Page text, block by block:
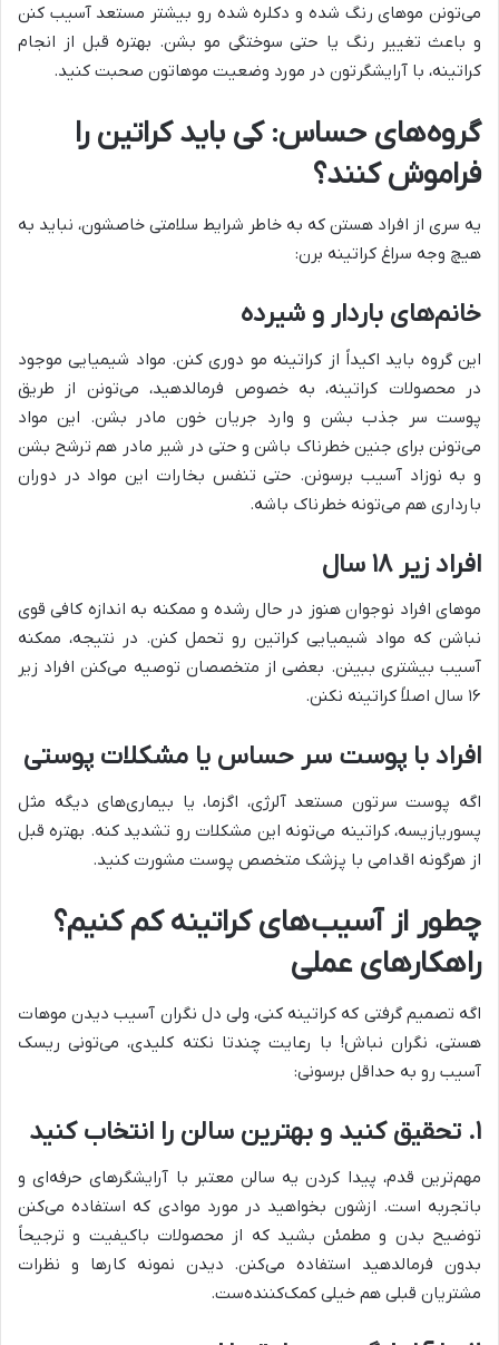
می‌تونن موهای رنگ شده و دکلره شده رو بیشتر مستعد آسیب کنن
و باعث تغییر رنگ یا حتی سوختگی مو بشن. بهتره قبل از انجام
کراتینه، با آرایشگرتون در مورد وضعیت موهاتون صحبت کنید.
گروه‌های حساس: کی باید کراتین را
فراموش کنند؟
یه سری از افراد هستن که به خاطر شرایط سلامتی خاصشون، نباید به
هیچ وجه سراغ کراتینه برن:
خانم‌های باردار و شیرده
این گروه باید اکیداً از کراتینه مو دوری کنن. مواد شیمیایی موجود
در محصولات کراتینه، به خصوص فرمالدهید، می‌تونن از طریق
پوست سر جذب بشن و وارد جریان خون مادر بشن. این مواد
می‌تونن برای جنین خطرناک باشن و حتی در شیر مادر هم ترشح بشن
و به نوزاد آسیب برسونن. حتی تنفس بخارات این مواد در دوران
بارداری هم می‌تونه خطرناک باشه.
افراد زیر ۱۸ سال
موهای افراد نوجوان هنوز در حال رشده و ممکنه به اندازه کافی قوی
نباشن که مواد شیمیایی کراتین رو تحمل کنن. در نتیجه، ممکنه
آسیب بیشتری ببینن. بعضی از متخصصان توصیه می‌کنن افراد زیر
۱۶ سال اصلاً کراتینه نکنن.
افراد با پوست سر حساس یا مشکلات پوستی
اگه پوست سرتون مستعد آلرژی، اگزما، یا بیماری‌های دیگه مثل
پسوریازیسه، کراتینه می‌تونه این مشکلات رو تشدید کنه. بهتره قبل
از هرگونه اقدامی با پزشک متخصص پوست مشورت کنید.
چطور از آسیب‌های کراتینه کم کنیم؟
راهکارهای عملی
اگه تصمیم گرفتی که کراتینه کنی، ولی دل نگران آسیب دیدن موهات
هستی، نگران نباش! با رعایت چندتا نکته کلیدی، می‌تونی ریسک
آسیب رو به حداقل برسونی:
۱. تحقیق کنید و بهترین سالن را انتخاب کنید
مهم‌ترین قدم، پیدا کردن یه سالن معتبر با آرایشگرهای حرفه‌ای و
باتجربه است. ازشون بخواهید در مورد موادی که استفاده می‌کنن
توضیح بدن و مطمئن بشید که از محصولات باکیفیت و ترجیحاً
بدون فرمالدهید استفاده می‌کنن. دیدن نمونه کارها و نظرات
مشتریان قبلی هم خیلی کمک‌کننده‌ست.